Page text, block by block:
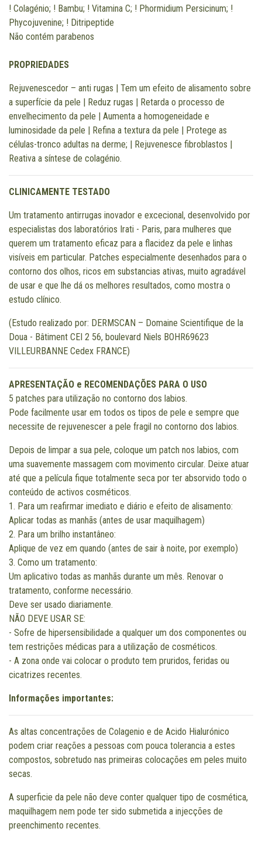
! Colagénio; ! Bambu; ! Vitamina C; ! Phormidium Persicinum; !
Phycojuvenine; ! Ditripeptide
Não contém parabenos
PROPRIEDADES
Rejuvenescedor – anti rugas | Tem um efeito de alisamento sobre
a superfície da pele | Reduz rugas | Retarda o processo de
envelhecimento da pele | Aumenta a homogeneidade e
luminosidade da pele | Refina a textura da pele | Protege as
células-tronco adultas na derme; | Rejuvenesce fibroblastos |
Reativa a síntese de colagénio.
CLINICAMENTE TESTADO
Um tratamento antirrugas inovador e excecional, desenvolvido por
especialistas dos laboratórios Irati - Paris, para mulheres que
querem um tratamento eficaz para a flacidez da pele e linhas
visíveis em particular. Patches especialmente desenhados para o
contorno dos olhos, ricos em substancias ativas, muito agradável
de usar e que lhe dá os melhores resultados, como mostra o
estudo clínico.
(Estudo realizado por: DERMSCAN – Domaine Scientifique de la
Doua - Bâtiment CEI 2 56, boulevard Niels BOHR69623
VILLEURBANNE Cedex FRANCE)
APRESENTAÇÃO e RECOMENDAÇÕES PARA O USO
5 patches para utilização no contorno dos labios.
Pode facilmente usar em todos os tipos de pele e sempre que
necessite de rejuvenescer a pele fragil no contorno dos labios.
Depois de limpar a sua pele, coloque um patch nos labios, com
uma suavemente massagem com movimento circular. Deixe atuar
até que a película fique totalmente seca por ter absorvido todo o
conteúdo de activos cosméticos.
1. Para um reafirmar imediato e diário e efeito de alisamento:
Aplicar todas as manhãs (antes de usar maquilhagem)
2. Para um brilho instantâneo:
Aplique de vez em quando (antes de sair à noite, por exemplo)
3. Como um tratamento:
Um aplicativo todas as manhãs durante um mês. Renovar o
tratamento, conforme necessário.
Deve ser usado diariamente.
NÃO DEVE USAR SE:
- Sofre de hipersensibilidade a qualquer um dos componentes ou
tem restrições médicas para a utilização de cosméticos.
- A zona onde vai colocar o produto tem pruridos, feridas ou
cicatrizes recentes.
Informações importantes:
As altas concentrações de Colagenio e de Acido Hialurónico
podem criar reações a pessoas com pouca tolerancia a estes
compostos, sobretudo nas primeiras colocações em peles muito
secas.
A superficie da pele não deve conter qualquer tipo de cosmética,
maquilhagem nem pode ter sido submetida a injecções de
preenchimento recentes.